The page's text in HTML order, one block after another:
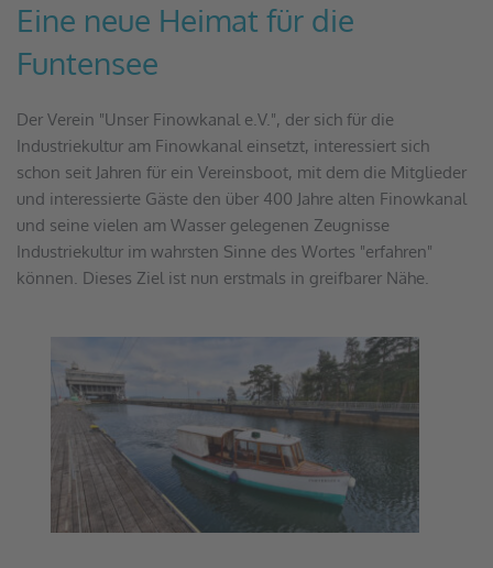
Eine neue Heimat für die
Funtensee
Der Verein "Unser Finowkanal e.V.", der sich für die
Industriekultur am Finowkanal einsetzt, interessiert sich
schon seit Jahren für ein Vereinsboot, mit dem die Mitglieder
und interessierte Gäste den über 400 Jahre alten Finowkanal
und seine vielen am Wasser gelegenen Zeugnisse
Industriekultur im wahrsten Sinne des Wortes "erfahren"
können. Dieses Ziel ist nun erstmals in greifbarer Nähe.